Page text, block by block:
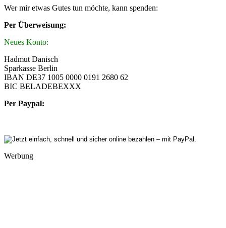
Wer mir etwas Gutes tun möchte, kann spenden:
Per Überweisung:
Neues Konto:
Hadmut Danisch
Sparkasse Berlin
IBAN DE37 1005 0000 0191 2680 62
BIC BELADEBEXXX
Per Paypal:
Werbung